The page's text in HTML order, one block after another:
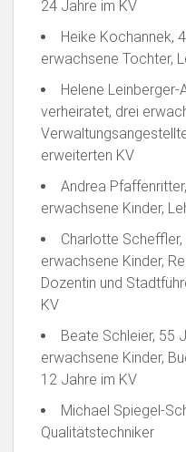
24 Jahre im KV
Heike Kochannek,
erwachsene Tochter,
Helene Leinberger-
verheiratet, drei
erweiterten KV
Andrea
erwachsene Kinder,
Charlotte
erwachsene Kinder,
Dozentin und
KV
Beate Schleier, 55
erwachsene Kinder,
12 Jahre im KV
Michael Spiegel-
Qualitätstechniker